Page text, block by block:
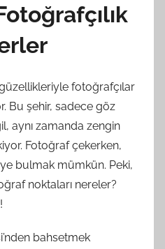
fotoğrafçılar
Bu şehir, sadece göz
aynı zamanda zengin
Fotoğraf çekerken,
bulmak mümkün. Peki,
noktaları nereler?
bahsetmek